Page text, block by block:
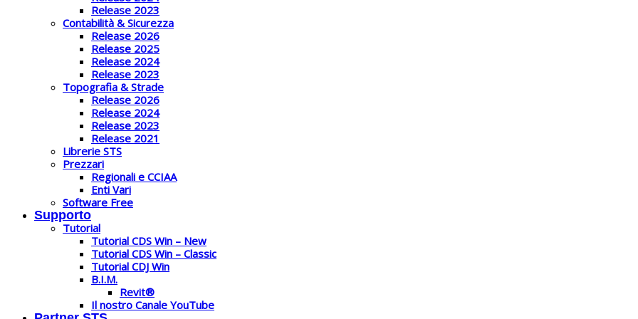
Release 2023
Contabilità & Sicurezza
Release 2026
Release 2025
Release 2024
Release 2023
Topografia & Strade
Release 2026
Release 2024
Release 2023
Release 2021
Librerie STS
Prezzari
Regionali e CCIAA
Enti Vari
Software Free
Supporto
Tutorial
Tutorial CDS Win – New
Tutorial CDS Win – Classic
Tutorial CDJ Win
B.I.M.
Revit®
Il nostro Canale YouTube